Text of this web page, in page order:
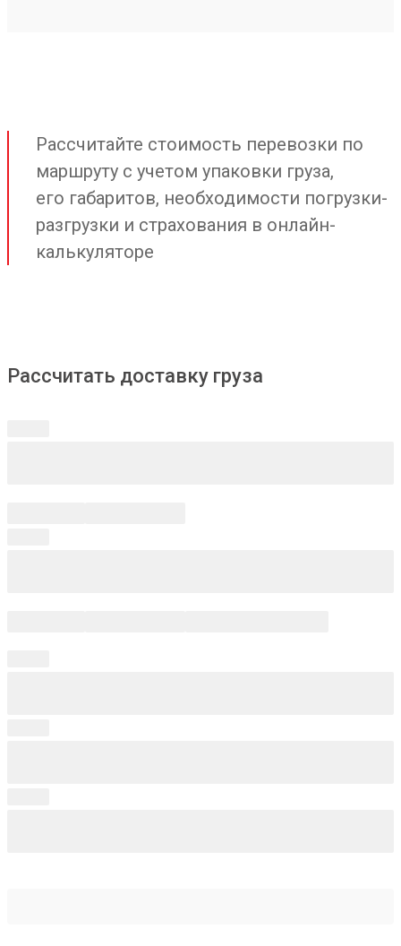
Рассчитайте стоимость перевозки по
маршруту с учетом упаковки груза,
его габаритов, необходимости погрузки-
разгрузки и страхования в онлайн-
калькуляторе
Рассчитать доставку груза